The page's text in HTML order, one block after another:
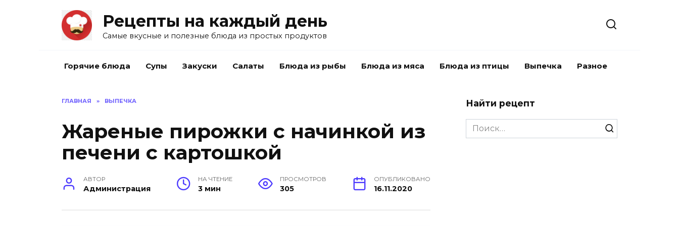
Рецепты на каждый день
Самые вкусные и полезные блюда из простых продуктов
Горячие блюда Супы Закуски Салаты Блюда из рыбы Блюда из мяса Блюда из птицы Выпечка Разное
ГЛАВНАЯ » ВЫПЕЧКА
Жареные пирожки с начинкой из
печени с картошкой
АВТОР
Администрация
НА ЧТЕНИЕ
3 мин
ПРОСМОТРОВ
305
ОПУБЛИКОВАНО
16.11.2020
Найти рецепт
Search
for: